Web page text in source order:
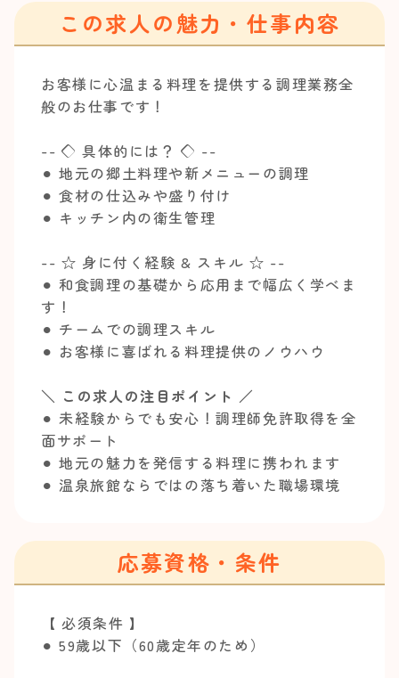
この求人の魅力・仕事内容
お客様に心温まる料理を提供する調理業務全
般のお仕事です！
-- ◇ 具体的には？ ◇ --
⚫︎ 地元の郷土料理や新メニューの調理
⚫︎ 食材の仕込みや盛り付け
⚫︎ キッチン内の衛生管理
-- ☆ 身に付く経験 & スキル ☆ --
⚫︎ 和食調理の基礎から応用まで幅広く学べま
す！
⚫︎ チームでの調理スキル
⚫︎ お客様に喜ばれる料理提供のノウハウ
＼ この求人の注目ポイント ／
⚫︎ 未経験からでも安心！調理師免許取得を全
面サポート
⚫︎ 地元の魅力を発信する料理に携われます
⚫︎ 温泉旅館ならではの落ち着いた職場環境
応募資格・条件
【 必須条件 】
⚫︎ 59歳以下（60歳定年のため）